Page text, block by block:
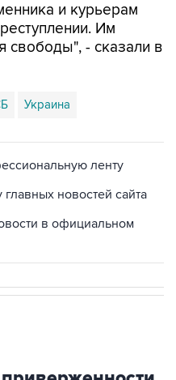
и курьерам
Им
свободы", - сказали в
Украина
ленту
новостей сайта
в официальном